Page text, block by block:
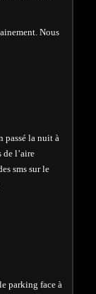
Nous
passé la nuit à
de l’aire
sms sur le
parking face à